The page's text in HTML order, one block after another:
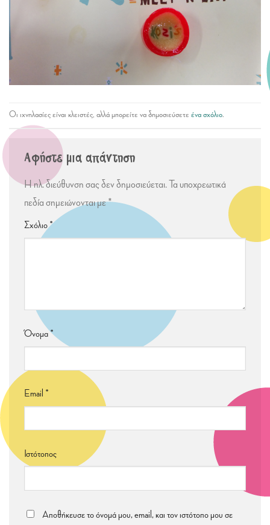
Οι ιχνηλασίες είναι κλειστές, αλλά μπορείτε να δημοσιεύσετε ένα σχόλιο.
Αφήστε μια απάντηση
Η ηλ. διεύθυνση σας δεν δημοσιεύεται.Τα υποχρεωτικά
πεδία σημειώνονται με*
Σχόλιο*
Όνομα*
Email *
Ιστότοπος
Αποθήκευσε το όνομά μου, email, και τον ιστότοπο μου σε